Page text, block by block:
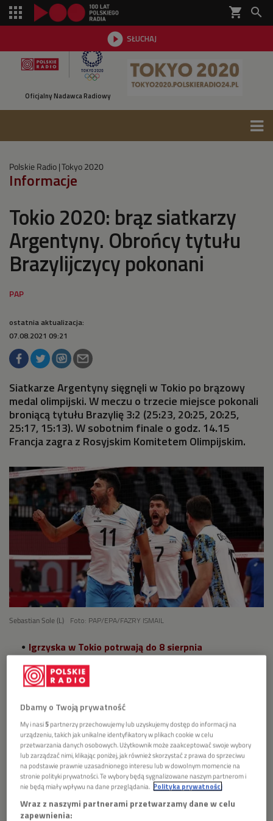
shopping_cart 
 SŁUCHAJ

Oficjalny Nadawca Radiowy
Polskie Radio Tokyo 2020
Informacje
Tokio 2020: brąz siatkarzy
Argentyny. Obrońcy tytułu
Brazylijczycy pokonani
ostatnia aktualizacja:
07.08.2021 09:21
Siatkarze Argentyny sięgnęli w Tokio po brązowy
medal olimpijski. W meczu o trzecie miejsce pokonali
broniącą tytułu Brazylię 3:2 (25:23, 20:25, 20:25,
25:17, 15:13). W sobotnim finale o godz. 14.15
Francja zagra z Rosyjskim Komitetem Olimpijskim.
Sebastian Sole (L) Foto: PAP/EPA/FAZRY ISMAIL
Igrzyska w Tokio potrwają do 8 sierpnia
Impreza w stolicy Japonii pierwotnie miała się odbyć
rok temu, ale została przełożona z powodu pandemii
>>>SPRAWDŹ TABELĘ MEDALOWĄ
Polskie Radio - Oficjalny Nadawca Radiowy Igrzysk
Olimpijskich Tokio 2020 - przekaże 120 godzin transmisji,
relacji i serwisów z Japonii. Dodatkowo portal
PolskieRadio24.pl specjalnie na to wielkie święto sportu
przygotował specjalny serwis.
Dbamy o Twoją prywatność
My i nasi5partnerzy przechowujemy lub uzyskujemy dostęp do informacji na
urządzeniu, takich jak unikalne identyfikatory w plikach cookie w celu
przetwarzania danych osobowych. Użytkownik może zaakceptować swoje wybory
lub zarządzać nimi, klikając poniżej, jak również skorzystać z prawa do sprzeciwu
na podstawie prawnie uzasadnionego interesu lub w dowolnym momencie na
stronie polityki prywatności. Te wybory będą sygnalizowane naszym partnerom i
nie będą miały wpływu na dane przeglądania. Polityka prywatności
Wraz z naszymi partnerami przetwarzamy dane w celu
zapewnienia: